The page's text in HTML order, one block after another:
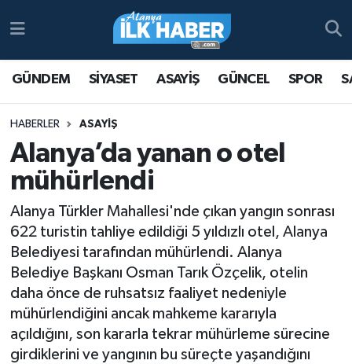
GÜNDEM SİYASET ASAYİŞ GÜNCEL SPOR
HABERLER ASAYİŞ
Alanya’da yanan o otel
mühürlendi
Alanya Türkler Mahallesi'nde çıkan yangın sonrası
622 turistin tahliye edildiği 5 yıldızlı otel, Alanya
Belediyesi tarafından mühürlendi. Alanya
Belediye Başkanı Osman Tarık Özçelik, otelin
daha önce de ruhsatsız faaliyet nedeniyle
mühürlendiğini ancak mahkeme kararıyla
açıldığını, son kararla tekrar mühürleme sürecine
girdiklerini ve yangının bu süreçte yaşandığını
Antalya Nöbetçi Eczaneler
Antalya Namaz Vakitleri
Antalya Trafik Yoğunluk Haritası
Süper Lig Puan Durumu ve Fikstür
Tüm Manşetler
Son Dakika Haberleri
Haber Arşivi